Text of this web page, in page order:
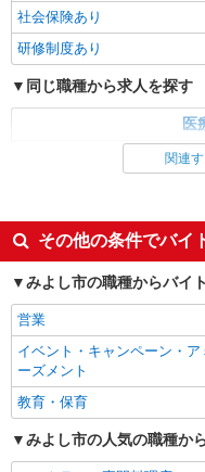
社会保険あり
研修制度あり
同じ職種から求人を探す
医
看護師・保健師・看護助
未経験歓迎
交通費支給
関連
その他の条件でバイ
みよし市の職種からバイ
営業
イベント・キャンペーン・ア
ーズメント
教育・保育
みよし市の人気の職種か